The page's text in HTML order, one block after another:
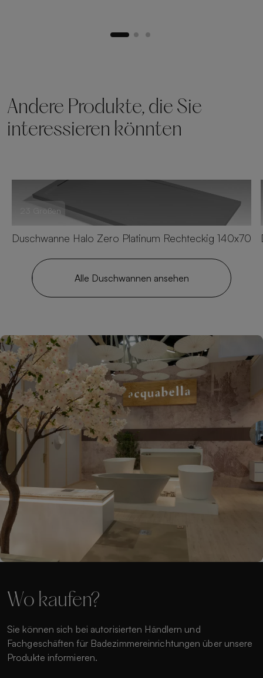
Andere Produkte, die Sie
interessieren könnten
23 Größen
Duschwanne Halo Zero Platinum Rechteckig 140x70
Alle Duschwannen ansehen
Wo kaufen?
Sie können sich bei autorisierten Händlern und
Fachgeschäften für Badezimmereinrichtungen über unsere
Produkte informieren.